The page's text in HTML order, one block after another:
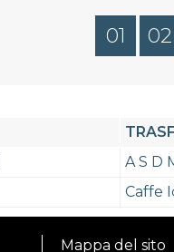
01 02
A S D
Caffe
Mappa del sito